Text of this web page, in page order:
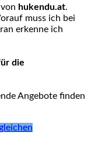
hukendu.at.
muss ich bei
erkenne ich
die
Angebote finden